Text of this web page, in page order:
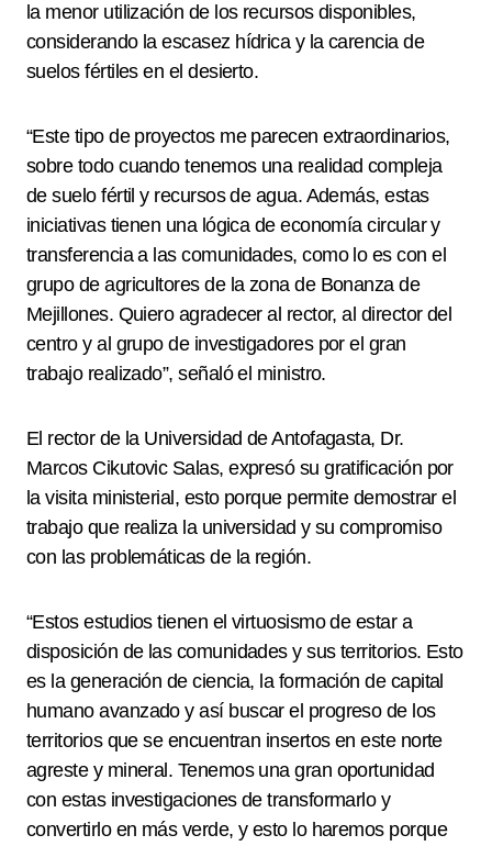
la menor utilización de los recursos disponibles,
considerando la escasez hídrica y la carencia de
suelos fértiles en el desierto.
“Este tipo de proyectos me parecen extraordinarios,
sobre todo cuando tenemos una realidad compleja
de suelo fértil y recursos de agua. Además, estas
iniciativas tienen una lógica de economía circular y
transferencia a las comunidades, como lo es con el
grupo de agricultores de la zona de Bonanza de
Mejillones. Quiero agradecer al rector, al director del
centro y al grupo de investigadores por el gran
trabajo realizado”, señaló el ministro.
El rector de la Universidad de Antofagasta, Dr.
Marcos Cikutovic Salas, expresó su gratificación por
la visita ministerial, esto porque permite demostrar el
trabajo que realiza la universidad y su compromiso
con las problemáticas de la región.
“Estos estudios tienen el virtuosismo de estar a
disposición de las comunidades y sus territorios. Esto
es la generación de ciencia, la formación de capital
humano avanzado y así buscar el progreso de los
territorios que se encuentran insertos en este norte
agreste y mineral. Tenemos una gran oportunidad
con estas investigaciones de transformarlo y
convertirlo en más verde, y esto lo haremos porque